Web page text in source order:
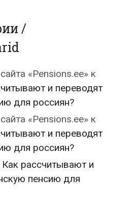
/
«Pensions.ee» к
и переводят
для россиян?
«Pensions.ee» к
и переводят
для россиян?
Как рассчитывают и
пенсию для